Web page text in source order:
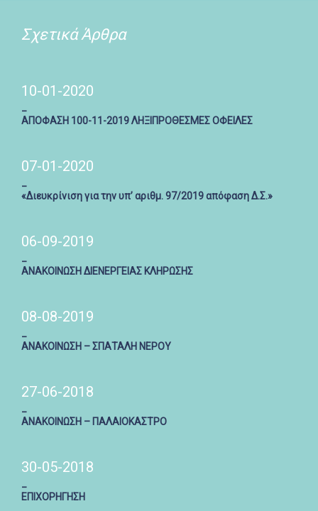
Σχετικά Άρθρα
10-01-2020
ΑΠΟΦΑΣΗ 100-11-2019 ΛΗΞΙΠΡΟΘΕΣΜΕΣ ΟΦΕΙΛΕΣ
07-01-2020
«Διευκρίνιση για την υπ’ αριθμ. 97/2019 απόφαση Δ.Σ.»
06-09-2019
ΑΝΑΚΟΙΝΩΣΗ ΔΙΕΝΕΡΓΕΙΑΣ ΚΛΗΡΩΣΗΣ
08-08-2019
ΑΝΑΚΟΙΝΩΣΗ – ΣΠΑΤΑΛΗ ΝΕΡΟΥ
27-06-2018
ΑΝΑΚΟΙΝΩΣΗ – ΠΑΛΑΙΟΚΑΣΤΡΟ
30-05-2018
ΕΠΙΧΟΡΗΓΗΣΗ